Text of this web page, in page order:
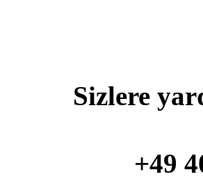
Sizlere
+49